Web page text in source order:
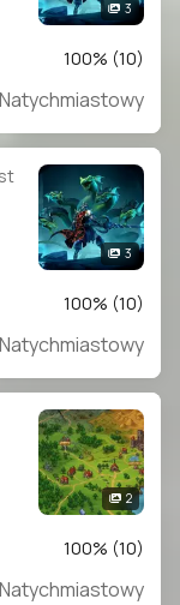
3
100% (10)
Natychmiastowy
3
100% (10)
Natychmiastowy
2
100% (10)
Natychmiastowy